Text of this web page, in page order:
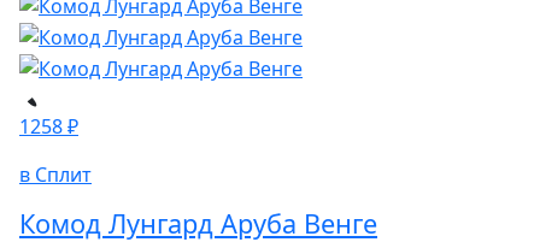
1258 ₽
в Сплит
Комод Лунгард Аруба Венге